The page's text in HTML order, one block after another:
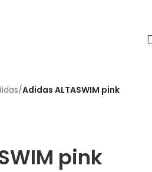
/Adidas ALTASWIM pink
pink